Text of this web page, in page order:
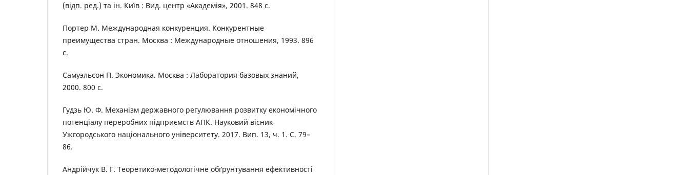
(відп. ред.) та ін. Київ : Вид. центр «Академія», 2001. 848 с.
Портер М. Международная конкуренция. Конкурентные
преимущества стран. Москва : Международные отношения, 1993. 896
с.
Самуэльсон П. Экономика. Москва : Лаборатория базовых знаний,
2000. 800 с.
Гудзь Ю. Ф. Механізм державного регулювання розвитку економічного
потенціалу переробних підприємств АПК. Науковий вісник
Ужгородського національного університету. 2017. Вип. 13, ч. 1. С. 79–
86.
Андрійчук В. Г. Теоретико-методологічне обґрунтування ефективності